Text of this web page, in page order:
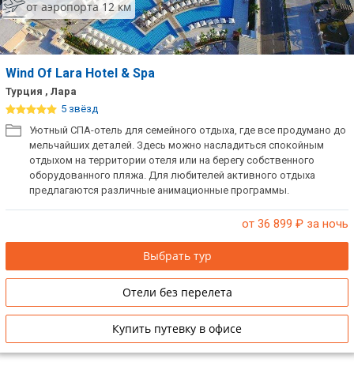
от аэропорта 12 км
Wind Of Lara Hotel & Spa
Турция , Лара
5 звёзд
Уютный СПА-отель для семейного отдыха, где все продумано до
мельчайших деталей. Здесь можно насладиться спокойным
отдыхом на территории отеля или на берегу собственного
оборудованного пляжа. Для любителей активного отдыха
предлагаются различные анимационные программы.
от 36 899 ₽ за ночь
Выбрать тур
Отели без перелета
Купить путевку в офисе